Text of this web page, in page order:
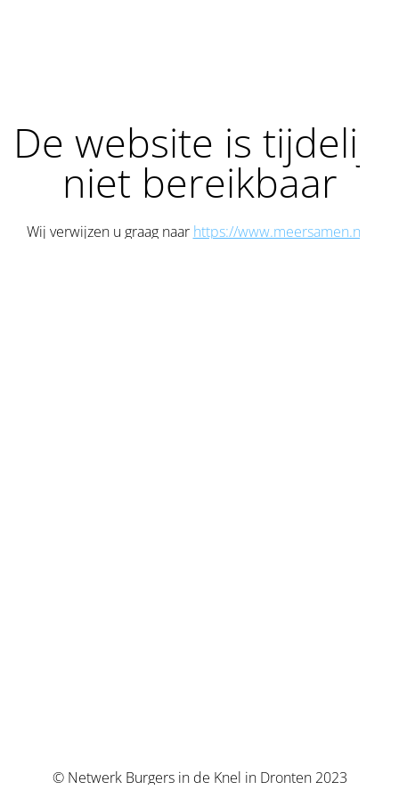
De website is tijdelijk
niet bereikbaar
Wij verwijzen u graag naar https://www.meersamen.nu/
© Netwerk Burgers in de Knel in Dronten 2023